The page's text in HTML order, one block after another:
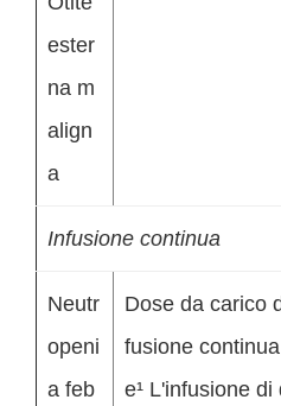
ester
na m
align
a
Infusione continua
Neutr
openi
a feb
Dose da carico
fusione
e¹ L'infusione